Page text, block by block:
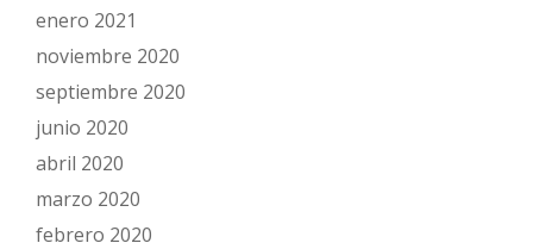
enero 2021
noviembre 2020
septiembre 2020
junio 2020
abril 2020
marzo 2020
febrero 2020